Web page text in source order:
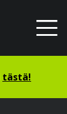
tästä!